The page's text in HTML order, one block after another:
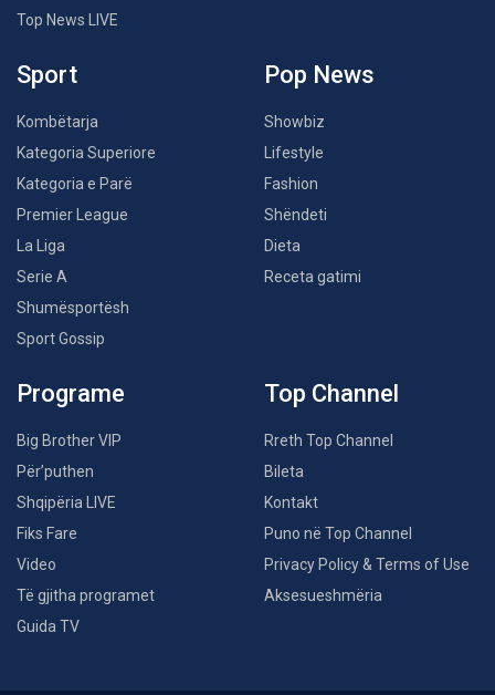
Top News LIVE
Sport
Kombëtarja
Kategoria Superiore
Kategoria e Parë
Premier League
La Liga
Serie A
Shumësportësh
Sport Gossip
Pop News
Showbiz
Lifestyle
Fashion
Shëndeti
Dieta
Receta gatimi
Programe
Big Brother VIP
Për’puthen
Shqipëria LIVE
Fiks Fare
Video
Të gjitha programet
Guida TV
Top Channel
Rreth Top Channel
Bileta
Kontakt
Puno në Top Channel
Privacy Policy & Terms of Use
Aksesueshmëria